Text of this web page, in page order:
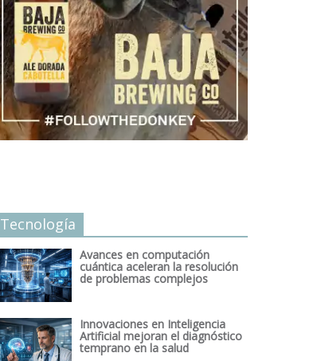
Tecnología
Avances en computación
cuántica aceleran la resolución
de problemas complejos
Innovaciones en Inteligencia
Artificial mejoran el diagnóstico
temprano en la salud